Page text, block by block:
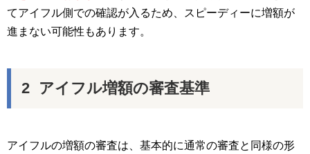
てアイフル側での確認が入るため、スピーディーに増額が
進まない可能性もあります。
アイフル増額の審査基準
アイフルの増額の審査は、基本的に通常の審査と同様の形